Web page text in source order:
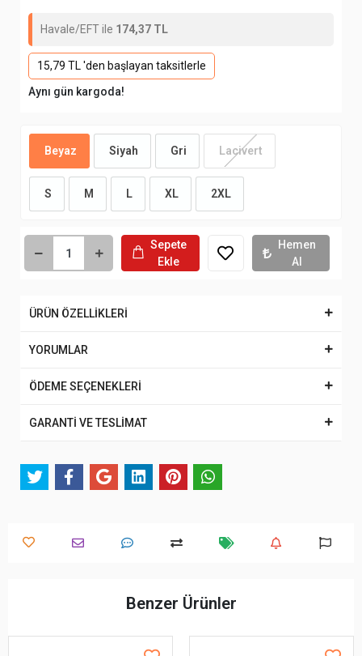
Havale/EFT ile 174,37 TL
15,79 TL 'den başlayan taksitlerle
Aynı gün kargoda!
Beyaz Siyah Gri Lacivert
S M L XL 2XL
Sepete
Ekle
Hemen
Al
ÜRÜN ÖZELLİKLERİ
YORUMLAR
ÖDEME SEÇENEKLERİ
GARANTİ VE TESLİMAT
Benzer Ürünler